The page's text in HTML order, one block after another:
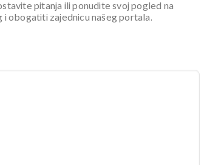
pitanja ili ponudite svoj pogled na
obogatiti zajednicu našeg portala.